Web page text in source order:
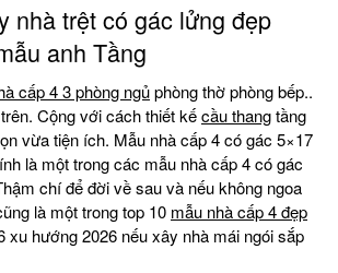
nhà trệt có gác lửng đẹp
anh Tầng
cấp 4 3 phòng ngủphòng thờ phòng bếp..
Cộng với cách thiết kếcầu thangtầng
vừa tiện ích. Mẫu nhà cấp 4 có gác 5×17
là một trong các mẫu nhà cấp 4 có gác
chí để đời về sau và nếu không ngoa
là một trong top 10 mẫu nhà cấp 4 đẹp
xu hướng 2026 nếu xây nhà mái ngói sắp